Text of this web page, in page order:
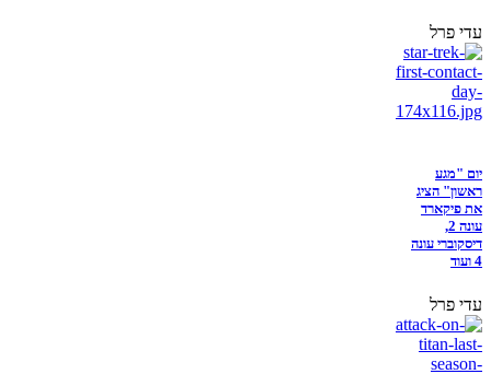
עדי פרל
יום "מגע
ראשון" הציג
את פיקארד
עונה 2,
דיסקוברי עונה
4 ועוד
עדי פרל